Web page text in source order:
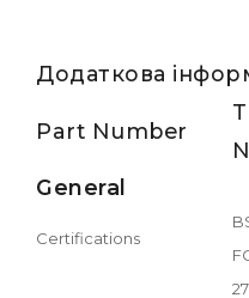
Додаткова
Part Number
General
Certifications